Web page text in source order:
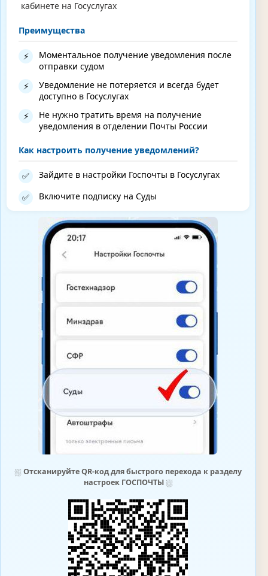
кабинете на Госуслугах
Преимущества
⚡
Моментальное получение уведомления после
отправки судом
⚡
Уведомление не потеряется и всегда будет
доступно в Госуслугах
⚡
Не нужно тратить время на получение
уведомления в отделении Почты России
Как настроить получение уведомлений?
✅ Зайдите в настройки Госпочты в Госуслугах
✅ Включите подписку на Суды
⛆ Отсканируйте QR-код для быстрого перехода к разделу
настроек ГОСПОЧТЫ⛆